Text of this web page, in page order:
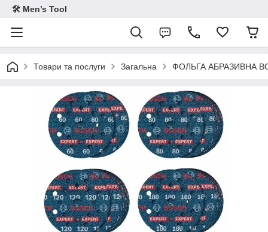
🛠 Men’s Tool
Товари та послуги Загальна ФОЛЬГА АБРАЗИВНА